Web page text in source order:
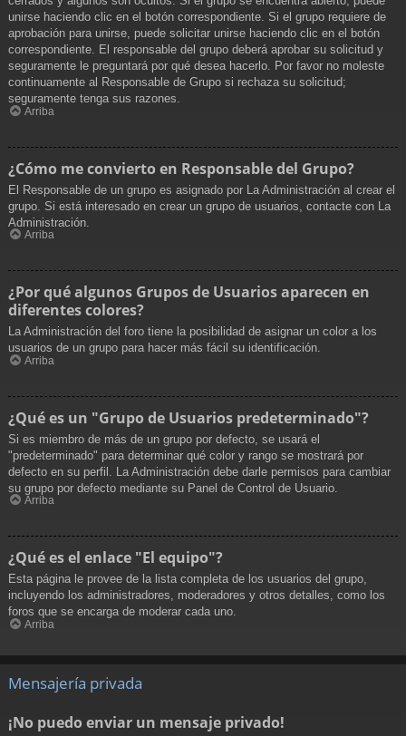
unirse haciendo clic en el botón correspondiente. Si el grupo requiere de
aprobación para unirse, puede solicitar unirse haciendo clic en el botón
correspondiente. El responsable del grupo deberá aprobar su solicitud y
seguramente le preguntará por qué desea hacerlo. Por favor no moleste
continuamente al Responsable de Grupo si rechaza su solicitud;
seguramente tenga sus razones.
Arriba
¿Cómo me convierto en Responsable del Grupo?
El Responsable de un grupo es asignado por La Administración al crear el
grupo. Si está interesado en crear un grupo de usuarios, contacte con La
Administración.
Arriba
¿Por qué algunos Grupos de Usuarios aparecen en
diferentes colores?
La Administración del foro tiene la posibilidad de asignar un color a los
usuarios de un grupo para hacer más fácil su identificación.
Arriba
¿Qué es un "Grupo de Usuarios predeterminado"?
Si es miembro de más de un grupo por defecto, se usará el
"predeterminado" para determinar qué color y rango se mostrará por
defecto en su perfil. La Administración debe darle permisos para cambiar
su grupo por defecto mediante su Panel de Control de Usuario.
Arriba
¿Qué es el enlace "El equipo"?
Esta página le provee de la lista completa de los usuarios del grupo,
incluyendo los administradores, moderadores y otros detalles, como los
foros que se encarga de moderar cada uno.
Arriba
Mensajería privada
¡No puedo enviar un mensaje privado!